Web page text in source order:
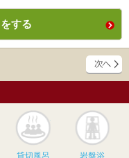
する
天風呂 貸切風呂
貸切風呂 岩盤浴